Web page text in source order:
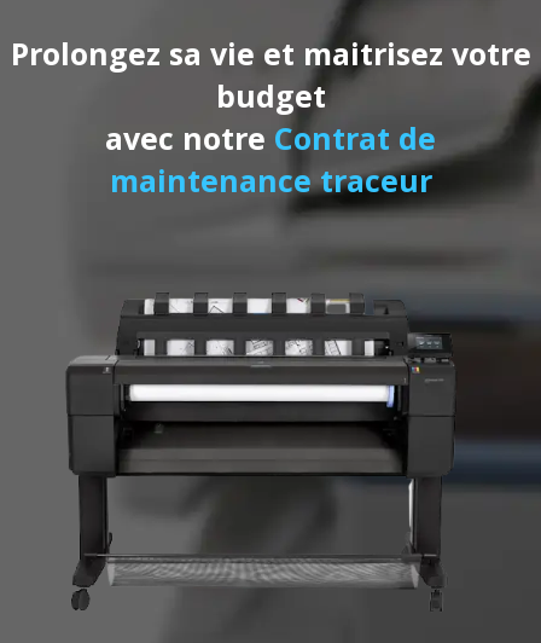
Prolongez sa vie et maitrisez votre
budget
avec notre Contrat de
maintenance traceur